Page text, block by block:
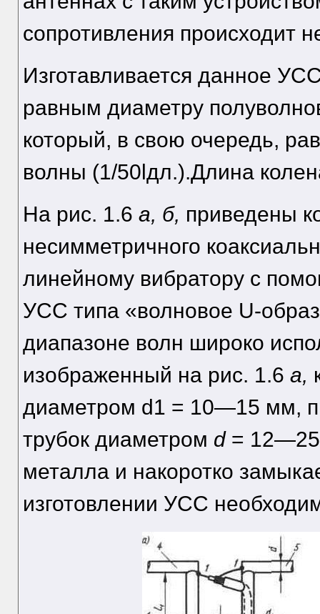
сопротивления происходит
Изготавливается данное
равным диаметру
который, в свою очередь,
волны (1/50lдл.).Длина
На рис. 1.6 а, б, приведены
несимметричного
линейному вибратору с
УСС типа «волновое U-
диапазоне волн широко
изображенный на рис. 1.6 а,
диаметром d1 = 10—15 мм,
трубок диаметром d=
металла и накоротко
изготовлении УСС